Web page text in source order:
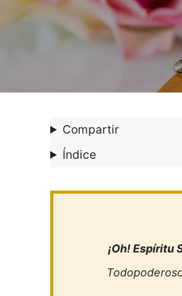
Compartir
Índice
¡Oh! Espíritu